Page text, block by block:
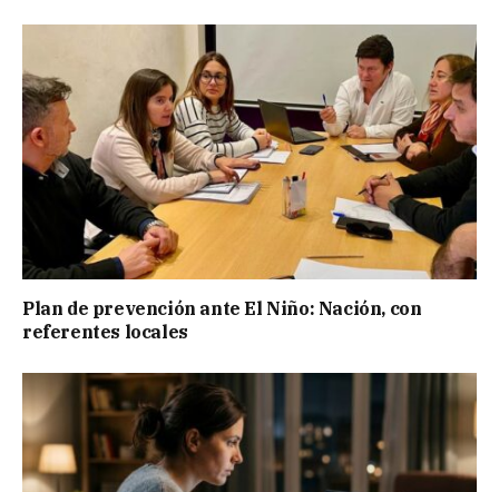
Plan de prevención ante El Niño: Nación, con
referentes locales